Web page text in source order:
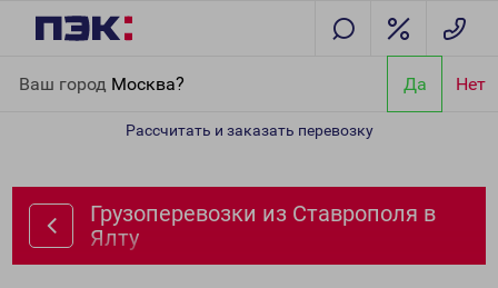
Ваш город Москва? Да Нет
Рассчитать и заказать перевозку
Грузоперевозки из Ставрополя в
Ялту